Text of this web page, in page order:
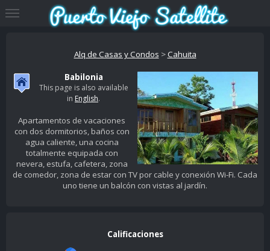
Alq de Casas y Condos >Cahuita
Babilonia
This page is also available
in English.
Apartamentos de vacaciones
con dos dormitorios, baños con
agua caliente, una cocina
totalmente equipada con
nevera, estufa, cafetera, zona
de comedor, zona de estar con TV por cable y conexión Wi-Fi. Cada
uno tiene un balcón con vistas al jardín.
Calificaciones